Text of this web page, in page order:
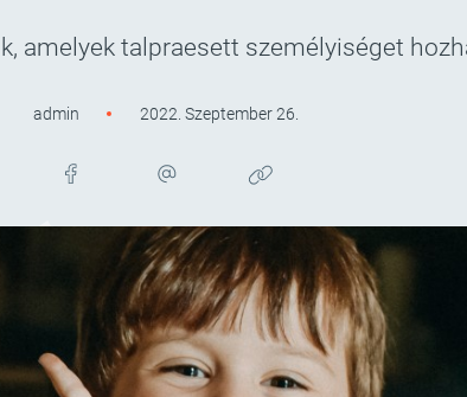
amelyek talpraesett személyiséget
admin 2022. Szeptember 26.